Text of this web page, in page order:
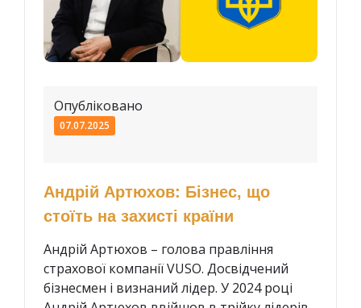
Опубліковано
07.07.2025
Андрій Артюхов: Бізнес, що
стоїть на захисті країни
Андрій Артюхов – голова правління
страхової компанії VUSO. Досвідчений
бізнесмен і визнаний лідер. У 2024 році